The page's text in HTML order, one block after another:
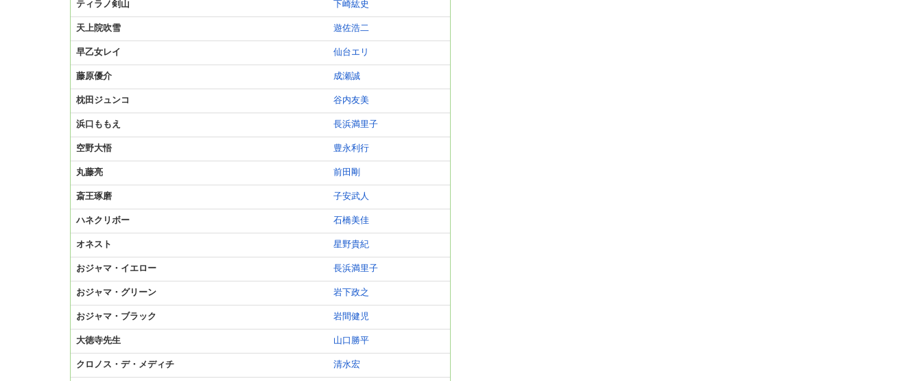
ティラノ剣山 下崎紘史
天上院吹雪 遊佐浩二
早乙女レイ 仙台エリ
藤原優介 成瀬誠
枕田ジュンコ 谷内友美
浜口ももえ 長浜満里子
空野大悟 豊永利行
丸藤亮 前田剛
斎王琢磨 子安武人
ハネクリボー 石橋美佳
オネスト 星野貴紀
おジャマ・イエロー 長浜満里子
おジャマ・グリーン 岩下政之
おジャマ・ブラック 岩間健児
大徳寺先生 山口勝平
クロノス・デ・メディチ 清水宏